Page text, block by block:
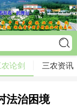
农论剑 三农资讯
法治困境